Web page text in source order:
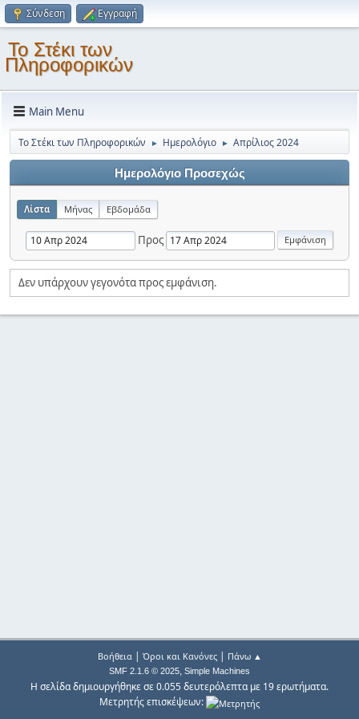
Σύνδεση Εγγραφή
Το Στέκι των
Πληροφορικών
Main Menu
Το Στέκι των Πληροφορικών ► Ημερολόγιο ► Απρίλιος 2024
Ημερολόγιο Προσεχώς
Λίστα Μήνας Εβδομάδα
Προς
Δεν υπάρχουν γεγονότα προς εμφάνιση.
Βοήθεια| Όροι και Κανόνες| Πάνω ▲
SMF 2.1.6 © 2025, Simple Machines
Η σελίδα δημιουργήθηκε σε 0.055 δευτερόλεπτα με 19 ερωτήματα.
Μετρητής επισκέψεων: